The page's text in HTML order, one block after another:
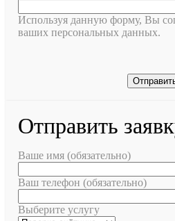
Используя данную форму, Вы
ваших персональных данных.
Отправить
Ваше имя (обязательно)
Ваш телефон (обязательно)
Выберите услугу